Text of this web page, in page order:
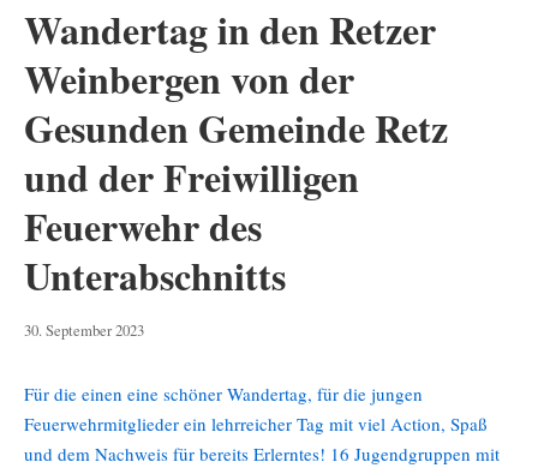
Wandertag in den Retzer
Weinbergen von der
Gesunden Gemeinde Retz
und der Freiwilligen
Feuerwehr des
Unterabschnitts
30. September 202330.
Für die einen eine schöner Wandertag, für die jungen
Feuerwehrmitglieder ein lehrreicher Tag mit viel Action, Spaß
und dem Nachweis für bereits Erlerntes! 16 Jugendgruppen mit